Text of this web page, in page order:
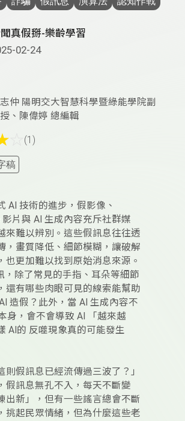
真假掰-樂齡學習
02-24
仲 陽明交大智慧科學暨綠能學院副
、陳偉婷 總編輯
(1)
稿
AI 技術的進步，假影像、
影片與 AI 生成內容充斥社群媒
來難以辨別。這些假訊息往往透
，畫質降低、細節模糊，讓破解
也更加難以找到原始消息來源。
，除了常見的手指、耳朵等細節
還有哪些肉眼可見的線索能幫助
造假？此外，當 AI 生成內容不
身，會不會導致 AI 「越來越
AI的 反噬現象真的可能發生
則假訊息已經流傳過三波了？」
假訊息無孔不入，每天不斷變
出新」，但有一些謠言總會不斷
挑起民眾情緒，但為什麼這些老